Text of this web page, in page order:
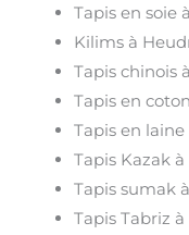
Tapis en soie
Kilims à
Tapis chinois
Tapis en
Tapis en
Tapis Kazak
Tapis sumak
Tapis Tabriz